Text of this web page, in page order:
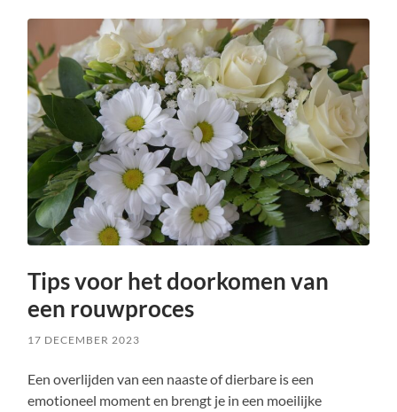
Tips voor het doorkomen van
een rouwproces
17 DECEMBER 2023
Een overlijden van een naaste of dierbare is een
emotioneel moment en brengt je in een moeilijke